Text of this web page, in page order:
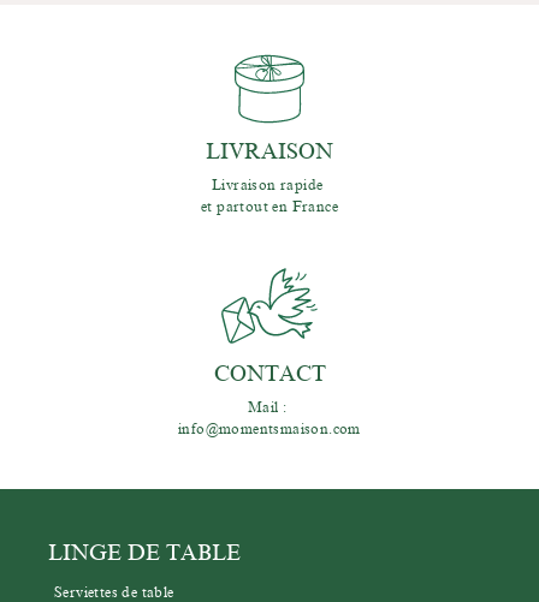
LIVRAISON
Livraison rapide
et partout en France
CONTACT
Mail :
info@momentsmaison.com
LINGE DE TABLE
Serviettes de table